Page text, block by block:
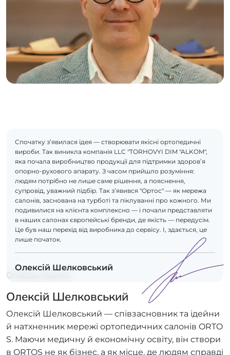
Спочатку з’явилася ідея — створювати якісні ортопедичні
вироби. Так виникла компанія LLC "TORHOVYI DIM "ALKOM",
яка почала виробництво продукції для підтримки здоров’я
опорно-рухового апарату. З часом прийшло розуміння:
людям потрібно не лише саме рішення, а пояснення,
супровід, уважний підбір. Так з’явився "Ортос" — як мережа
салонів, заснована на турботі та піклуванні про кожного. Ми
подивилися на клієнта комплексно — і почали представляти
в наших салонах європейські бренди, де якість — передусім.
Це був наш перехід від виробника до сервісу. І, здається, це
лише початок.
Олексій Шелковський
Співзасновник
Олексій Шелковський
Олексій Шелковський — співзасновник та ідейни
й натхненник мережі ортопедичних салонів ORTO
S. Маючи медичну й економічну освіту, він створи
в ORTOS не як бізнес, а як місце, де людям справді